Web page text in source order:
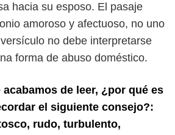
hacia su esposo. El pasaje
amoroso y afectuoso, no uno
sículo no debe interpretarse
forma de abuso doméstico.
de leer, ¿por qué es
el siguiente consejo?:
rudo, turbulento,